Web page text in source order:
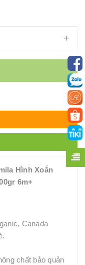
+
Hình Xoắn
6m+
Canada
chất bảo quản